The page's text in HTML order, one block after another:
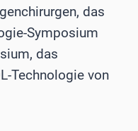
das
Symposium
das
Technologie von